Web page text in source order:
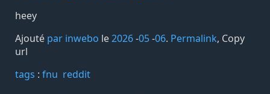
heey
Ajouté par inwebo le2026-05-06. Permalink, Copy
url
tags️ : fnu reddit